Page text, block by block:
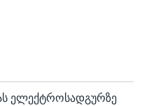
ელექტროსადგურზე